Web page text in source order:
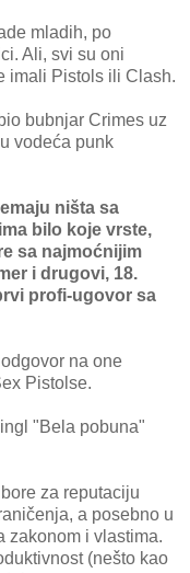
mladih, po
Ali, svi su oni
imali Pistols ili Clash.
bubnjar Crimes uz
vodeća punk
ništa sa
bilo koje vrste,
sa najmoćnijim
i drugovi, 18.
profi-ugovor sa
na one
Pistolse.
"Bela pobuna"
za reputaciju
a posebno u
zakonom i vlastima.
(nešto kao